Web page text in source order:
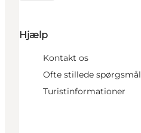
Hjælp
Kontakt os
Ofte stillede spørgsmål
Turistinformationer